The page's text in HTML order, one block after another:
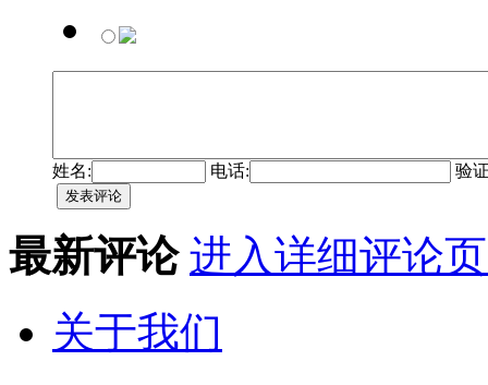
姓名: 电话: 验
最新评论 进入详细评论
关于我们